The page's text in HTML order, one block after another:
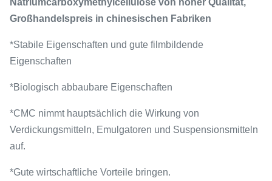
Natriumcarboxymethylcellulose von hoher Qualität,
Großhandelspreis in chinesischen Fabriken
*Stabile Eigenschaften und gute filmbildende
Eigenschaften
*Biologisch abbaubare Eigenschaften
*CMC nimmt hauptsächlich die Wirkung von
Verdickungsmitteln, Emulgatoren und Suspensionsmitteln
auf.
*Gute wirtschaftliche Vorteile bringen.